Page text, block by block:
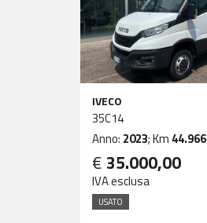
IVECO
35C14
Anno: 2023; Km 44.966
€ 35.000,00
IVA esclusa
USATO